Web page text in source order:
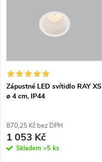
Zápustné LED svítidlo RAY XS
ø 4 cm, IP44
870,25 Kč bez DPH
1 053 Kč
Skladem >5 ks